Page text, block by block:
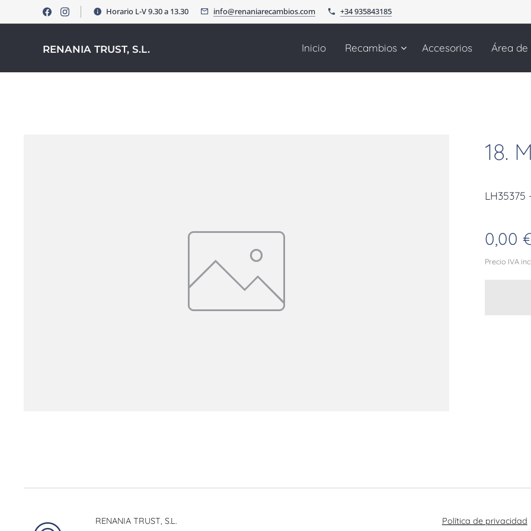
Horario L-V 9.30 a 13.30 info@renaniarecambios.com +34 935843185
RENANIA TRUST, S.L. Inicio Recambios Accesorios Área
18.
LH35375
0,00
Precio IVA
RENANIA TRUST, S.L. Política de privacidad